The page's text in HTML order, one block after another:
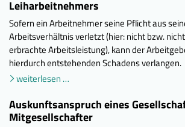
Leiharbeitnehmers
Sofern ein Arbeitnehmer seine Pflicht aus
Arbeitsverhältnis verletzt (hier: nicht bzw.
erbrachte Arbeitsleistung), kann der
hierdurch entstehenden Schadens verlangen.
weiterlesen …
Auskunftsanspruch eines
Mitgesellschafter